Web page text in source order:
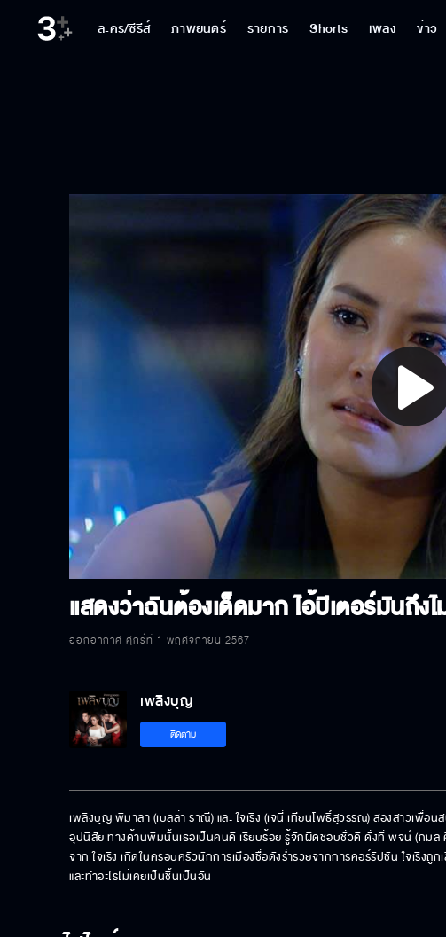
ละคร/ซีรีส์ ภาพยนตร์ รายการ Shorts เพลง ข่าว
Play
Video
แสดงว่าฉันต้องเด็ดมาก ไอ้ปีเตอร์มันถึง
ออกอากาศ ศุกร์ที่ 1 พฤศจิกายน 2567
เพลิงบุญ
ติดตาม
เพลิงบุญ พิมาลา (เบลล่า ราณี) และ ใจเริง (เจนี่ เทียนโพธิ์สุวรรณ) สองสาวเพื่อน
อุปนิสัย ทางด้านพิมนั้นเธอเป็นคนดี เรียบร้อย รู้จักผิดชอบชั่วดี ดั่งที่ พจน์ (กมล
จาก ใจเริง เกิดในครอบครัวนักการเมืองชื่อดังร่ำรวยจากการคอร์รัปชัน ใจเริง
และทำอะไรไม่เคยเป็นชิ้นเป็นอัน